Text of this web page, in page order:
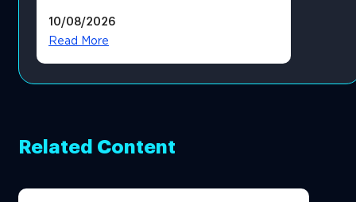
เติมเต็มความหมายวันแม่ปีนี้
10/08/2026
Read More
Related Content